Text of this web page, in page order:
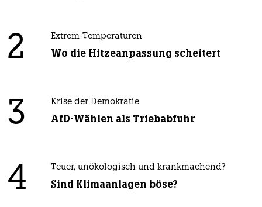
2 Extrem-Temperaturen
Wo die Hitzeanpassung scheitert
3 Krise der Demokratie
AfD-Wählen als Triebabfuhr
4 Teuer, unökologisch und krankmachend?
Sind Klimaanlagen böse?